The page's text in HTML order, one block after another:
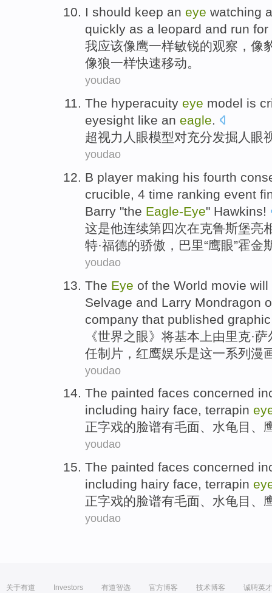
I should keep an eye watching
quickly as a leopard and run
我应该像鹰一样敏锐的观察 ，像
像狼一样快速移动。
youdao
The hyperacuity eye model is
eyesight like an eagle.
超视力人眼模型对充分发掘人眼
youdao
B player making his fourth
crucible, 4 time ranking event
Barry "the Eagle-Eye" Hawkins!
这是他连续第四次在克鲁斯堡亮
特·福德的骄傲 ， 巴里“鹰眼”霍金
youdao
The Eye of the World movie will
Selvage and Larry Mondragon
company that published graphic
《世界之 眼》 将基本上由里克·
任制片，红鹰娱乐是这一系列 漫
youdao
The painted faces concerned
including hairy face, terrapin
正字戏的脸谱有毛面、水龟目 、
youdao
The painted faces concerned
including hairy face, terrapin
正字戏的脸谱有毛面、水龟目 、
youdao
关于有道 Investors 有道智选 官方博客 技术博客 诚聘英才